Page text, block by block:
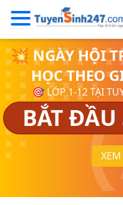
💥 NGÀY HỘI
HỌC THEO
🎯 LỚP 1-12 TẠI
BẮT ĐẦU